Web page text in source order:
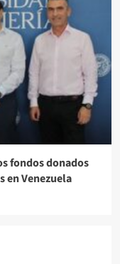
fondos donados
en Venezuela